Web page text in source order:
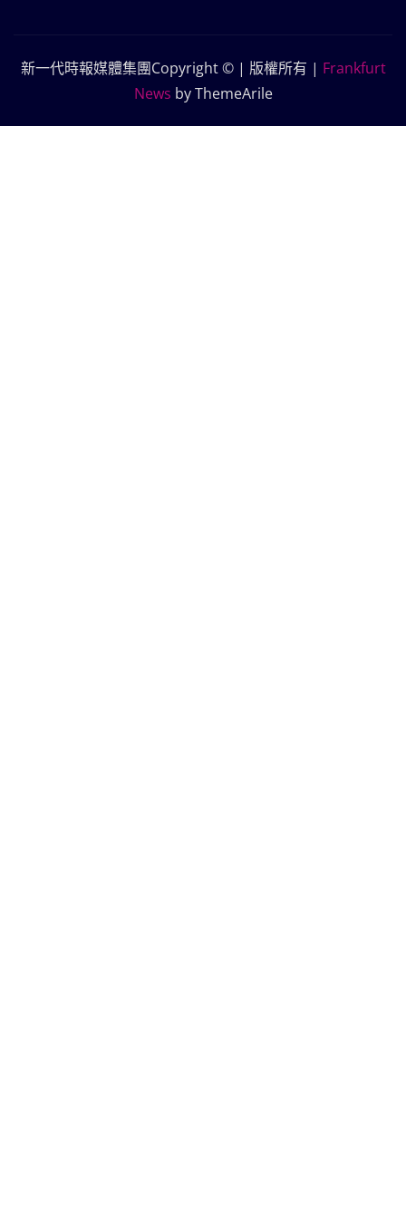
新一代時報媒體集團Copyright © | 版權所有 | Frankfurt
News by ThemeArile